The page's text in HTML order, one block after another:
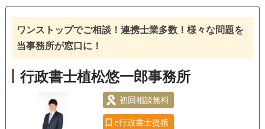
ワンストップでご相談！連携士業多数！様々な問題を
当事務所が窓口に！
行政書士植松悠一郎事務所
初回相談無料
e行政書士提携